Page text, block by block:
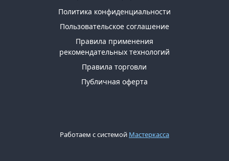
Политика конфиденциальности
Пользовательское соглашение
Правила применения
рекомендательных технологий
Правила торговли
Публичная оферта
Работаем с системой Мастеркасса